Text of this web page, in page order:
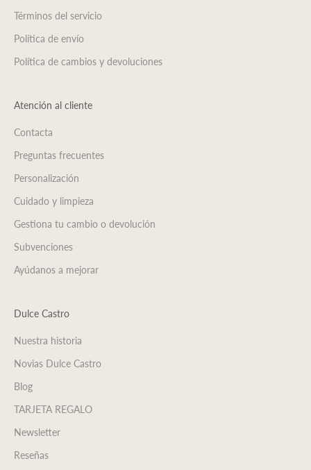
Términos del servicio
Política de envío
Política de cambios y devoluciones
Atención al cliente
Contacta
Preguntas frecuentes
Personalización
Cuidado y limpieza
Gestiona tu cambio o devolución
Subvenciones
Ayúdanos a mejorar
Dulce Castro
Nuestra historia
Novias Dulce Castro
Blog
TARJETA REGALO
Newsletter
Reseñas